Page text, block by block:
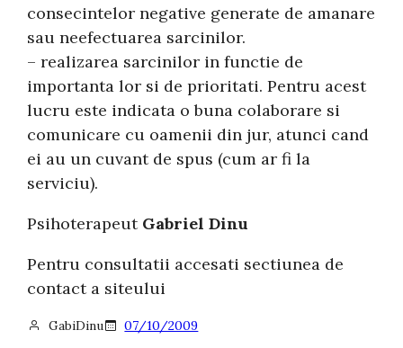
consecintelor negative generate de amanare
sau neefectuarea sarcinilor.
– realizarea sarcinilor in functie de
importanta lor si de prioritati. Pentru acest
lucru este indicata o buna colaborare si
comunicare cu oamenii din jur, atunci cand
ei au un cuvant de spus (cum ar fi la
serviciu).
Psihoterapeut Gabriel Dinu
Pentru consultatii accesati sectiunea de
contact a siteului
GabiDinu 07/10/2009